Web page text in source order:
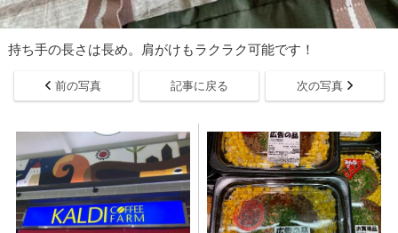
持ち手の長さは長め。肩がけもラクラク可能です！
前の写真 記事に戻る 次の写真